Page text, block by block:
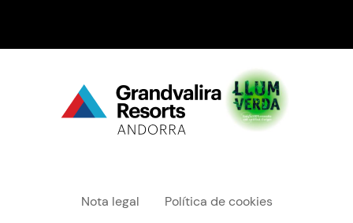
Menú "legal"
Nota legal Política de cookies